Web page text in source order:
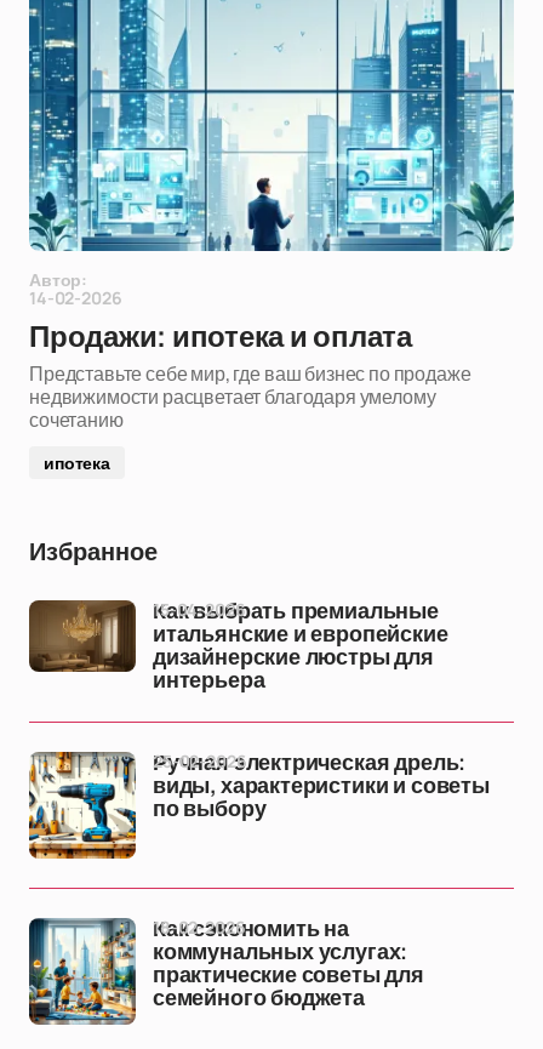
Автор:
14-02-2026
Продажи: ипотека и оплата
Представьте себе мир, где ваш бизнес по продаже
недвижимости расцветает благодаря умелому
сочетанию
ипотека
Избранное
Как выбрать премиальные
итальянские и европейские
дизайнерские люстры для
интерьера
15-04-2026
Ручная электрическая дрель:
виды, характеристики и советы
по выбору
25-02-2026
Как сэкономить на
коммунальных услугах:
практические советы для
семейного бюджета
18-02-2026